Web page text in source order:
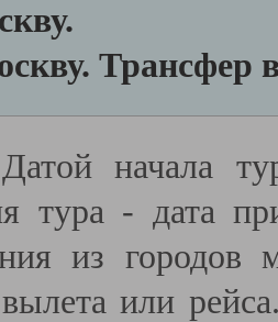
Трансфер
Датой начала
тура - дата
из городов
или